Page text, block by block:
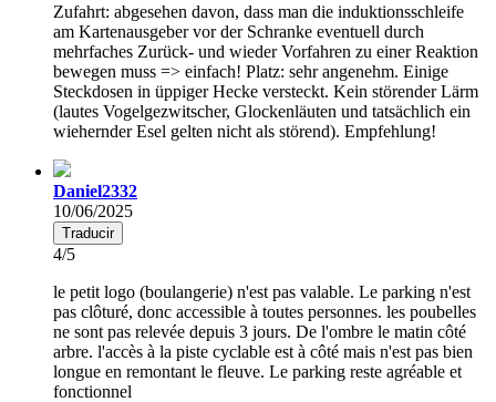
Zufahrt: abgesehen davon, dass man die induktionsschleife
am Kartenausgeber vor der Schranke eventuell durch
mehrfaches Zurück- und wieder Vorfahren zu einer Reaktion
bewegen muss => einfach! Platz: sehr angenehm. Einige
Steckdosen in üppiger Hecke versteckt. Kein störender Lärm
(lautes Vogelgezwitscher, Glockenläuten und tatsächlich ein
wiehernder Esel gelten nicht als störend). Empfehlung!
Daniel2332
10/06/2025
Traducir
4/5
le petit logo (boulangerie) n'est pas valable. Le parking n'est
pas clôturé, donc accessible à toutes personnes. les poubelles
ne sont pas relevée depuis 3 jours. De l'ombre le matin côté
arbre. l'accès à la piste cyclable est à côté mais n'est pas bien
longue en remontant le fleuve. Le parking reste agréable et
fonctionnel